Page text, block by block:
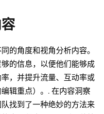
的角度和视角分析内容。
的信息，以便他们能够成
，并提升流量、互动率或
辑重点）。. 在内容洞察
找到了一种绝妙的方法来